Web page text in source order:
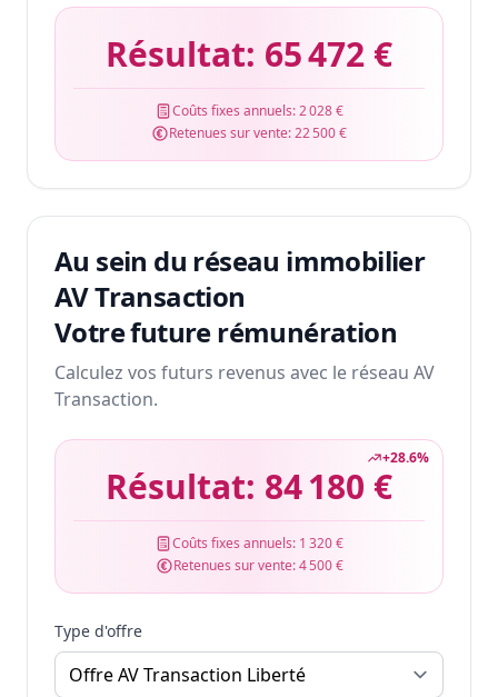
Résultat: 65 472 €
Coûts fixes annuels:2 028 €
Retenues sur vente:22 500 €
Au sein du réseau immobilier
AV Transaction
Votre future rémunération
Calculez vos futurs revenus avec le réseau AV
Transaction.
+28.6%
Résultat: 84 180 €
Coûts fixes annuels: 1 320 €
Retenues sur vente:4 500 €
Type d'offre